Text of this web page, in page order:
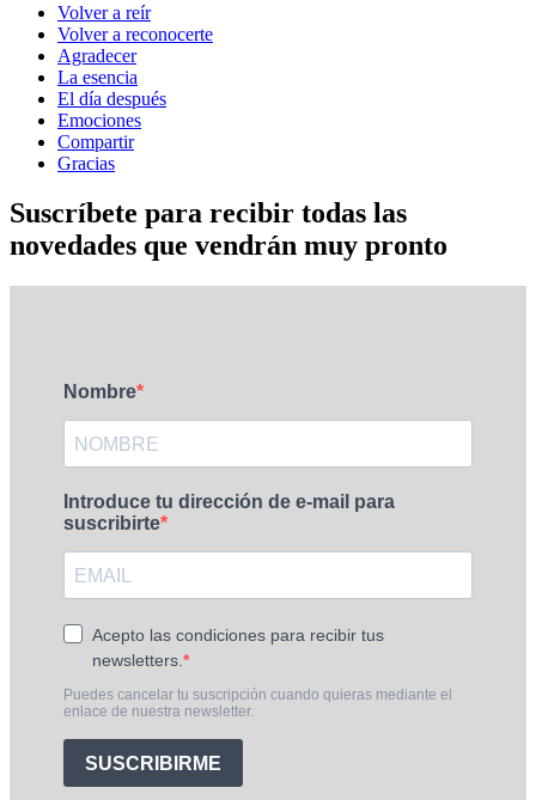
Volver a reír
Volver a reconocerte
Agradecer
La esencia
El día después
Emociones
Compartir
Gracias
Suscríbete para recibir todas las
novedades que vendrán muy pronto